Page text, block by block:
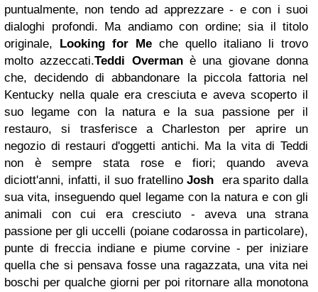
puntualmente, non tendo ad apprezzare - e con i suoi
dialoghi profondi. Ma andiamo con ordine; sia il titolo
originale, Looking for Me che quello italiano li trovo
molto azzeccati.Teddi Overmanè una giovane donna
che, decidendo di abbandonare la piccola fattoria nel
Kentucky nella quale era cresciuta e aveva scoperto il
suo legame con la natura e la sua passione per il
restauro, si trasferisce a Charleston per aprire un
negozio di restauri d'oggetti antichi. Ma la vita di Teddi
non è sempre stata rose e fiori; quando aveva
diciott'anni, infatti, il suo fratellinoJosh
era sparito dalla
sua vita, inseguendo quel legame con la natura e con gli
animali con cui era cresciuto - aveva una strana
passione per gli uccelli (poiane codarossa in particolare),
punte di freccia indiane e piume corvine - per iniziare
quella che si pensava fosse una ragazzata, una vita nei
boschi per qualche giorni per poi ritornare alla monotona